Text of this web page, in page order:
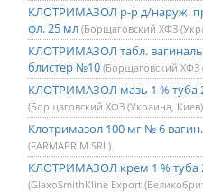
КЛОТРИМАЗОЛ р-р д/наруж.
фл. 25 мл (Борщаговский ХФЗ
КЛОТРИМАЗОЛ табл.
блистер №10 (Борщаговский ХФЗ
КЛОТРИМАЗОЛ мазь 1 % туба
(Борщаговский ХФЗ (Украина,
Клотримазол 100 мг № 6
(FARMAPRIM SRL)
КЛОТРИМАЗОЛ крем 1 % туба
(GlaxoSmithKline Export